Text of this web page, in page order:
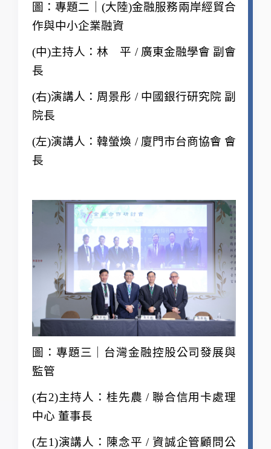
圖：專題二｜(大陸)金融服務兩岸經貿合
作與中小企業融資
(中)主持人：林 平 / 廣東金融學會 副會
長
(右)演講人：周景彤 / 中國銀行研究院 副
院長
(左)演講人：韓螢煥 / 廈門市台商協會 會
長
圖：專題三｜台灣金融控股公司發展與
監管
(右2)主持人：桂先農 / 聯合信用卡處理
中心 董事長
(左1)演講人：陳念平 / 資誠企管顧問公